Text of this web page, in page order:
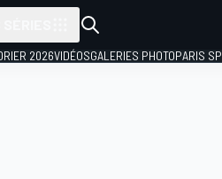
2026VIDÉOSGALERIES PHOTOPARIS